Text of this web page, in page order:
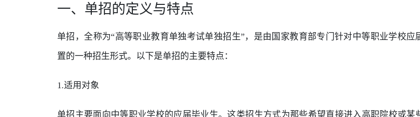
一、单招的定义与特点
单招，全称为“高等职业教育单独考试单独招生”，是由国家教育部专门针对中等职业学校应
置的一种招生形式。以下是单招的主要特点：
1.适用对象
单招主要面向中等职业学校的应届毕业生。这类招生方式为那些希望直接进入高职院校或某